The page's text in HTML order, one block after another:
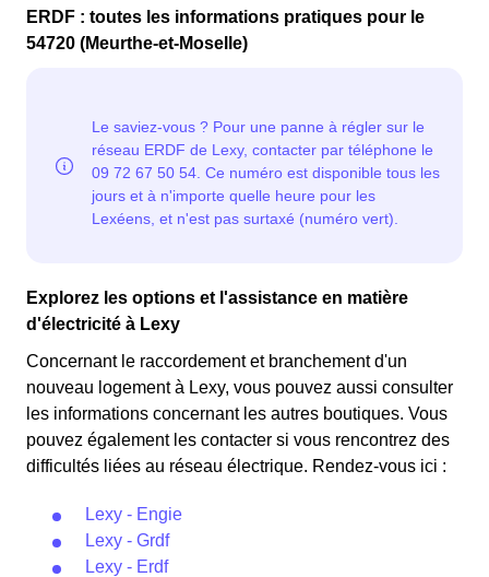
ERDF : toutes les informations pratiques pour le
54720 (Meurthe-et-Moselle)
Explorez les options et l'assistance en matière
d'électricité à Lexy
Concernant le raccordement et branchement d'un
nouveau logement à Lexy, vous pouvez aussi consulter
les informations concernant les autres boutiques. Vous
pouvez également les contacter si vous rencontrez des
difficultés liées au réseau électrique. Rendez-vous ici :
Lexy - Engie
Lexy - Grdf
Lexy - Erdf